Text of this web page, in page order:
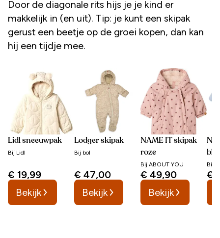
Door de diagonale rits hijs je je kind er
makkelijk in (en uit). Tip: je kunt een skipak
gerust een beetje op de groei kopen, dan kan
hij een tijdje mee.
Lidl sneeuwpak
Bij Lidl
€ 19,99
Bekijk
Lodger skipak
Bij bol
€ 47,00
Bekijk
NAME IT skipak
roze
Bij ABOUT YOU
€ 49,90
Bekijk
Bij
€